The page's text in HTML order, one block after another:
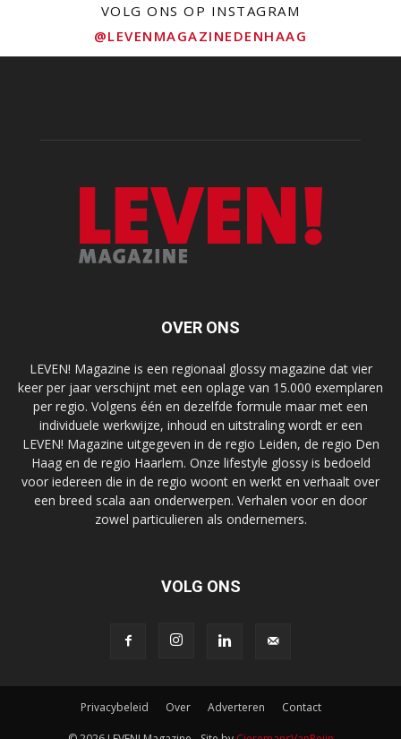
VOLG ONS OP INSTAGRAM
@LEVENMAGAZINEDENHAAG
OVER ONS
LEVEN! Magazine is een regionaal glossy magazine dat vier
keer per jaar verschijnt met een oplage van 15.000 exemplaren
per regio. Volgens één en dezelfde formule maar met een
individuele werkwijze, inhoud en uitstraling wordt er een
LEVEN! Magazine uitgegeven in de regio Leiden, de regio Den
Haag en de regio Haarlem. Onze lifestyle glossy is bedoeld
voor iedereen die in de regio woont en werkt en verhaalt over
een breed scala aan onderwerpen. Verhalen voor en door
zowel particulieren als ondernemers.
VOLG ONS
Privacybeleid Over Adverteren Contact